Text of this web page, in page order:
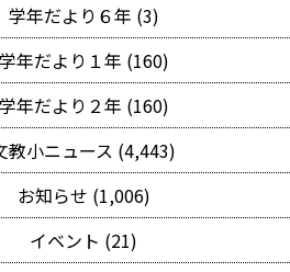
学年だより６年 (3)
学年だより１年 (160)
学年だより２年 (160)
教小ニュース (4,443)
お知らせ (1,006)
イベント (21)